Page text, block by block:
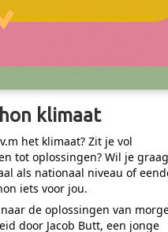
klimaat
het klimaat? Zit je vol
tot oplossingen? Wil je graag
als nationaal niveau of
iets voor jou.
de oplossingen van
door Jacob Butt, een jonge